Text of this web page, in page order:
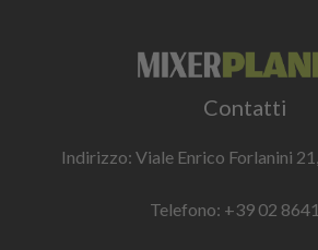
Contatti
Indirizzo: Viale Enrico Forlanini
Telefono: +39 02